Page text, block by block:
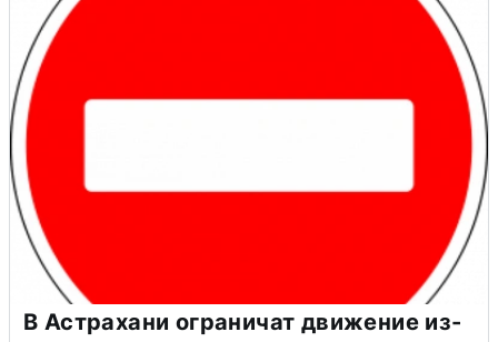
В Астрахани ограничат движение из-